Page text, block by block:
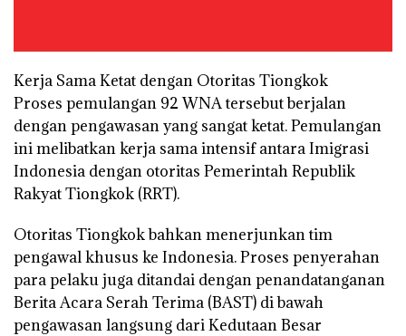
Kerja Sama Ketat dengan Otoritas Tiongkok
Proses pemulangan 92 WNA tersebut berjalan
dengan pengawasan yang sangat ketat. Pemulangan
ini melibatkan kerja sama intensif antara Imigrasi
Indonesia dengan otoritas Pemerintah Republik
Rakyat Tiongkok (RRT).
Otoritas Tiongkok bahkan menerjunkan tim
pengawal khusus ke Indonesia. Proses penyerahan
para pelaku juga ditandai dengan penandatanganan
Berita Acara Serah Terima (BAST) di bawah
pengawasan langsung dari Kedutaan Besar